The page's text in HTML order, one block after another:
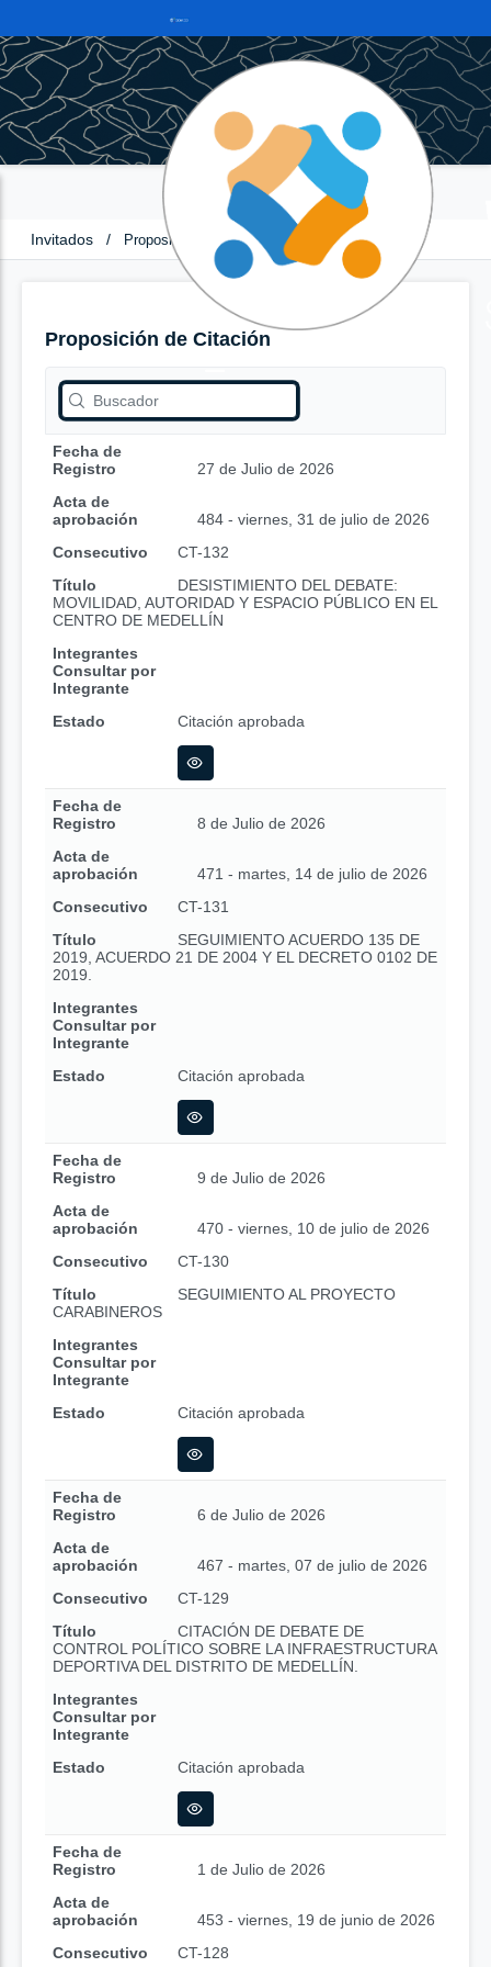
Invitados / Proposición de Citación
Proposición de Citación
Fecha de
Registro
27 de Julio de 2026
Acta de
aprobación
484 - viernes, 31 de julio de 2026
Consecutivo
CT-132
Título
DESISTIMIENTO DEL DEBATE:
MOVILIDAD, AUTORIDAD Y ESPACIO PÚBLICO EN EL
CENTRO DE MEDELLÍN
Integrantes
Consultar por
Integrante
Estado
Citación aprobada
Fecha de
Registro
8 de Julio de 2026
Acta de
aprobación
471 - martes, 14 de julio de 2026
Consecutivo
CT-131
Título
SEGUIMIENTO ACUERDO 135 DE
2019, ACUERDO 21 DE 2004 Y EL DECRETO 0102 DE
2019.
Integrantes
Consultar por
Integrante
Estado
Citación aprobada
Fecha de
Registro
9 de Julio de 2026
Acta de
aprobación
470 - viernes, 10 de julio de 2026
Consecutivo
CT-130
Título
SEGUIMIENTO AL PROYECTO
CARABINEROS
Integrantes
Consultar por
Integrante
Estado
Citación aprobada
Fecha de
Registro
6 de Julio de 2026
Acta de
aprobación
467 - martes, 07 de julio de 2026
Consecutivo
CT-129
Título
CITACIÓN DE DEBATE DE
CONTROL POLÍTICO SOBRE LA INFRAESTRUCTURA
DEPORTIVA DEL DISTRITO DE MEDELLÍN.
Integrantes
Consultar por
Integrante
Estado
Citación aprobada
Fecha de
Registro
1 de Julio de 2026
Acta de
aprobación
453 - viernes, 19 de junio de 2026
Consecutivo
CT-128